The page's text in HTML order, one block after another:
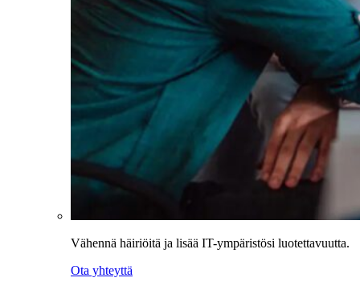
Vähennä häiriöitä ja lisää IT-ympäristösi luotettavuutta.
Ota yhteyttä